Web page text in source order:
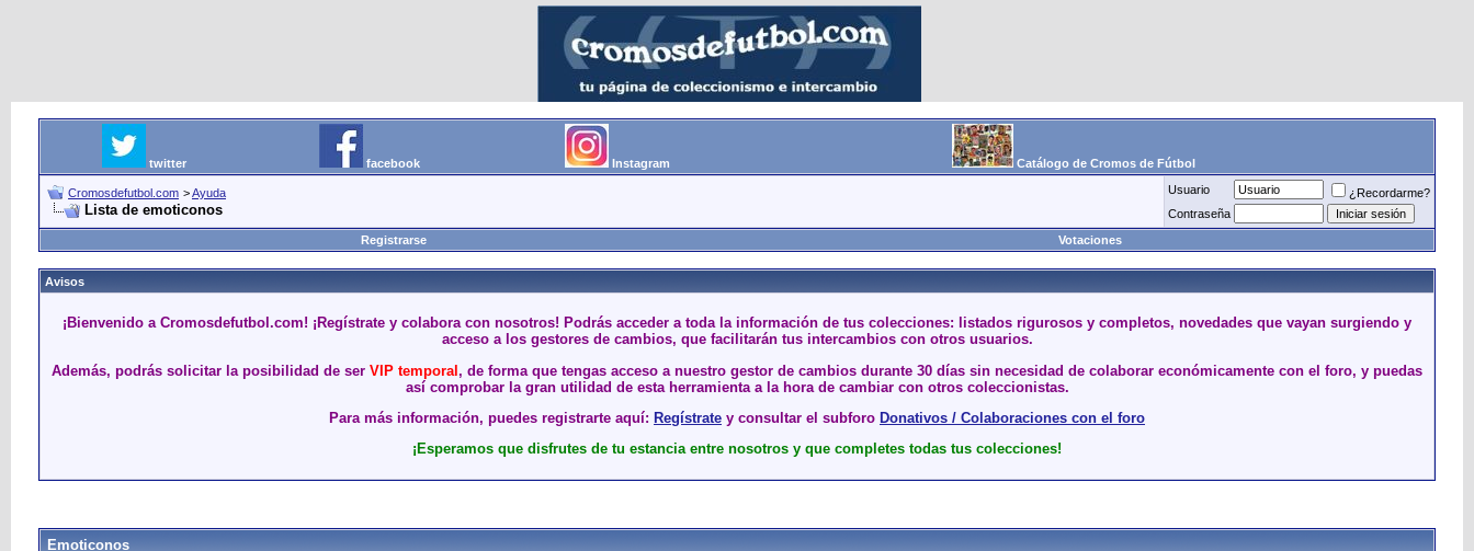
twitter facebook Instagram Catálogo de Cromos de Fútbol
Cromosdefutbol.com >Ayuda
Lista de emoticonos
Usuario
¿Recordarme?
Contraseña
Registrarse
Votaciones
Avisos
¡Bienvenido a Cromosdefutbol.com! ¡Regístrate y colabora con nosotros! Podrás acceder a toda la información de tus colecciones: listados rigurosos y completos, novedades que vayan surgiendo y
acceso a los gestores de cambios, que facilitarán tus intercambios con otros usuarios.
Además, podrás solicitar la posibilidad de ser VIP temporal, de forma que tengas acceso a nuestro gestor de cambios durante 30 días sin necesidad de colaborar económicamente con el foro, y puedas
así comprobar la gran utilidad de esta herramienta a la hora de cambiar con otros coleccionistas.
Para más información, puedes registrarte aquí: Regístrate y consultar el subforo Donativos / Colaboraciones con el foro
¡Esperamos que disfrutes de tu estancia entre nosotros y que completes todas tus colecciones!
Emoticonos